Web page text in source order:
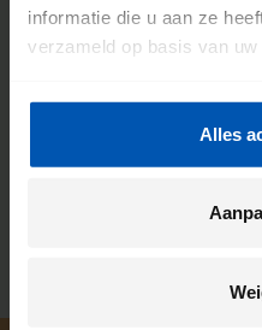
informatie die u aan ze
verzameld op basis van
Alles
Daarom werken we intensief
tijd toe aan een